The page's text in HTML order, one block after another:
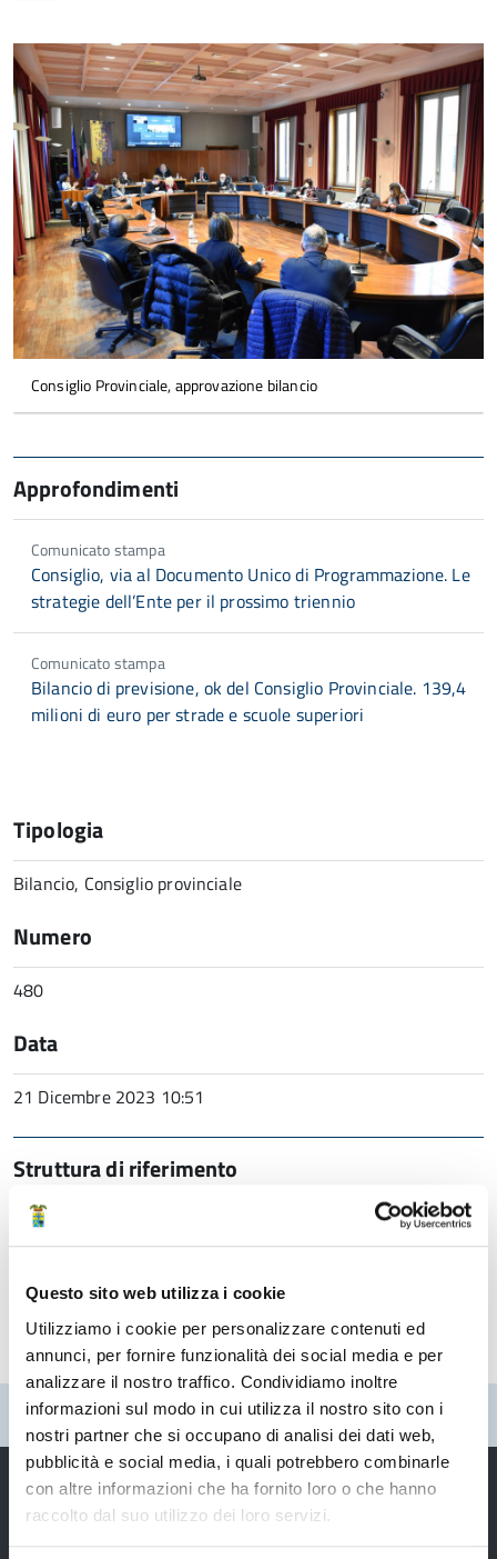
Questo sito web utilizza i cookie
Utilizziamo i cookie per personalizzare contenuti ed
annunci, per fornire funzionalità dei social media e per
analizzare il nostro traffico. Condividiamo inoltre
informazioni sul modo in cui utilizza il nostro sito con i
nostri partner che si occupano di analisi dei dati web,
pubblicità e social media, i quali potrebbero combinarle
con altre informazioni che ha fornito loro o che hanno
raccolto dal suo utilizzo dei loro servizi.
Consiglio Provinciale, approvazione bilancio
Approfondimenti
Comunicato stampa
Consiglio, via al Documento Unico di Programmazione. Le
strategie dell’Ente per il prossimo triennio
Comunicato stampa
Bilancio di previsione, ok del Consiglio Provinciale. 139,4
milioni di euro per strade e scuole superiori
Tipologia
Bilancio, Consiglio provinciale
Numero
480
Data
21 Dicembre 2023 10:51
Struttura di riferimento
Direzione generale
Ufficio Stampa
Pubblicato: 21 Dicembre 2023